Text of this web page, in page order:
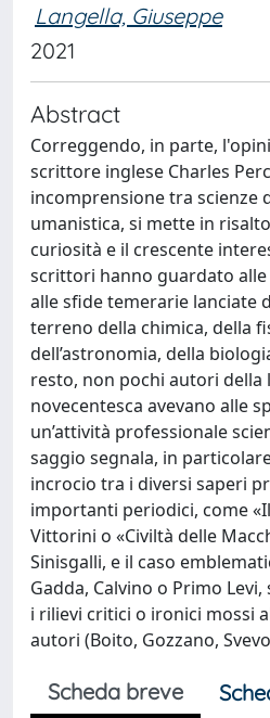
Langella, Giuseppe
2021
Abstract
Correggendo, in parte,
scrittore inglese Charles
incomprensione tra scienze
umanistica, si mette in
curiosità e il crescente
scrittori hanno guardato
alle sfide temerarie lanciate
terreno della chimica, della
dell’astronomia, della
resto, non pochi autori
novecentesca avevano alle
un’attività professionale
saggio segnala, in
incrocio tra i diversi saperi
importanti periodici, come
Vittorini o «Civiltà delle
Sinisgalli, e il caso
Gadda, Calvino o Primo
i rilievi critici o ironici mossi
autori (Boito, Gozzano,
Scheda breve